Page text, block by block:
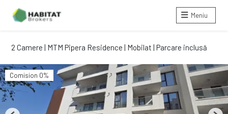
Meniu
2 Camere | MTM Pipera Residence | Mobilat | Parcare inclusă
Comision 0%